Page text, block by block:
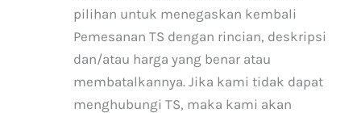
pilihan untuk menegaskan kembali
Pemesanan TS dengan rincian, deskripsi
dan/atau harga yang benar atau
membatalkannya. Jika kami tidak dapat
menghubungi TS, maka kami akan